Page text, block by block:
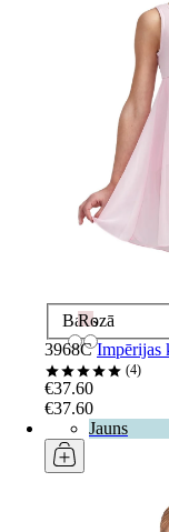
BaltsRozā
3968C Impērijas
4
€37.60
€37.60
Jauns